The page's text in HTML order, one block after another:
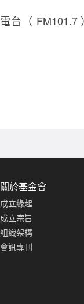
台（
關於基金會
成立緣起
成立宗旨
組織架構
會訊專刊